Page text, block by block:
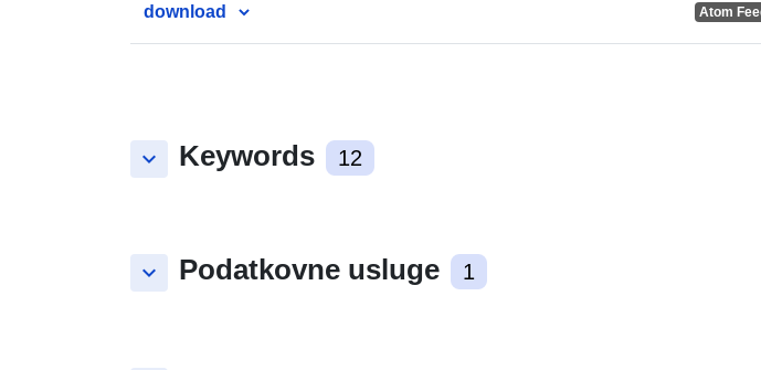
download Atom
keyboard_arrow_down Keywords 12
keyboard_arrow_down Podatkovne usluge 1